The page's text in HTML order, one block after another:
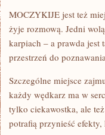
MOCZYKIJE jest też
żyje rozmową. Jedni
karpiach – a prawda jest
przestrzeń do
Szczególne miejsce
każdy wędkarz ma w
tylko ciekawostka, ale
potrafią przynieść